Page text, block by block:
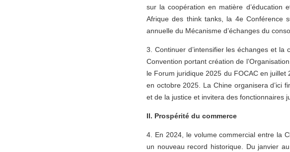
sur la coopération en matière d’éducation
Afrique des think tanks, la 4e Conférence
annuelle du Mécanisme d’échanges du
3. Continuer d’intensifier les échanges et
Convention portant création de
le Forum juridique 2025 du FOCAC en
en octobre 2025. La Chine organisera d’ici
et de la justice et invitera des fonctionnaires
II. Prospérité du commerce
4. En 2024, le volume commercial entre la
un nouveau record historique. Du janvier